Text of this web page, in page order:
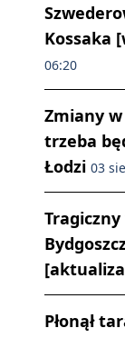
Kossaka
06:20
Zmiany
trzeba
Łodzi 03
Płonął